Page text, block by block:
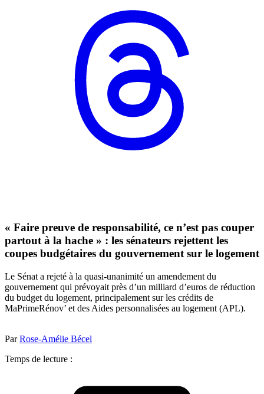
« Faire preuve de responsabilité, ce n’est pas couper
partout à la hache » : les sénateurs rejettent les
coupes budgétaires du gouvernement sur le logement
Le Sénat a rejeté à la quasi-unanimité un amendement du
gouvernement qui prévoyait près d’un milliard d’euros de réduction
du budget du logement, principalement sur les crédits de
MaPrimeRénov’ et des Aides personnalisées au logement (APL).
ParRose-Amélie Bécel
Temps de lecture :